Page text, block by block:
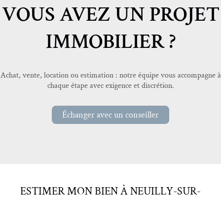
VOUS AVEZ UN PROJET
IMMOBILIER ?
Achat, vente, location ou estimation : notre équipe vous accompagne à
chaque étape avec exigence et discrétion.
Échanger avec un conseiller
ESTIMER MON BIEN À NEUILLY-SUR-